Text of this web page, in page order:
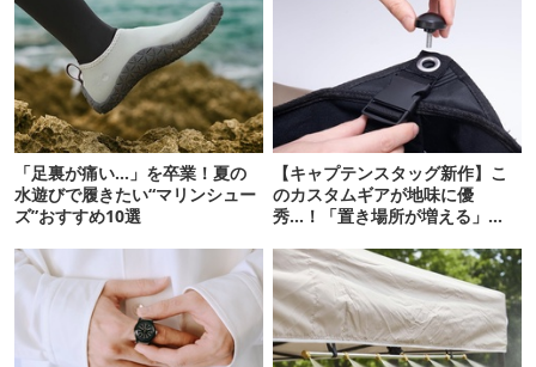
「足裏が痛い…」を卒業！夏の
水遊びで履きたい“マリンシュー
ズ”おすすめ10選
【キャプテンスタッグ新作】こ
のカスタムギアが地味に優
秀…！「置き場所が増える」